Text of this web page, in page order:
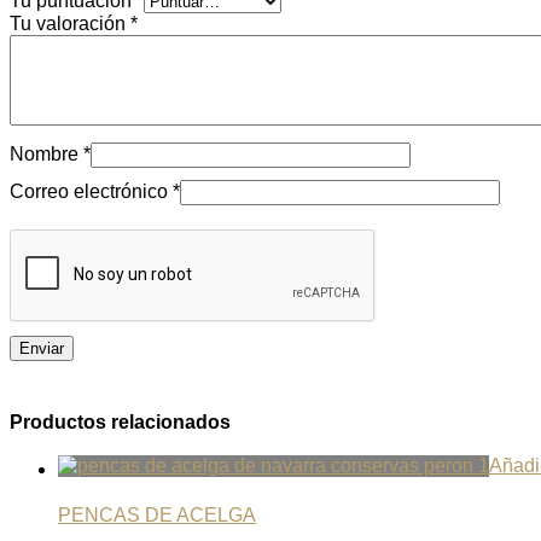
Tu valoración *
Nombre *
Correo electrónico *
Productos relacionados
PENCAS DE ACELGA